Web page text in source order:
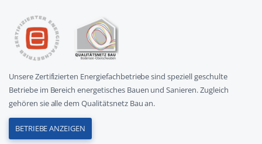
Unsere Zertifizierten Energiefachbetriebe sind speziell geschulte
Betriebe im Bereich energetisches Bauen und Sanieren. Zugleich
gehören sie alle dem Qualitätsnetz Bau an.
BETRIEBE ANZEIGEN